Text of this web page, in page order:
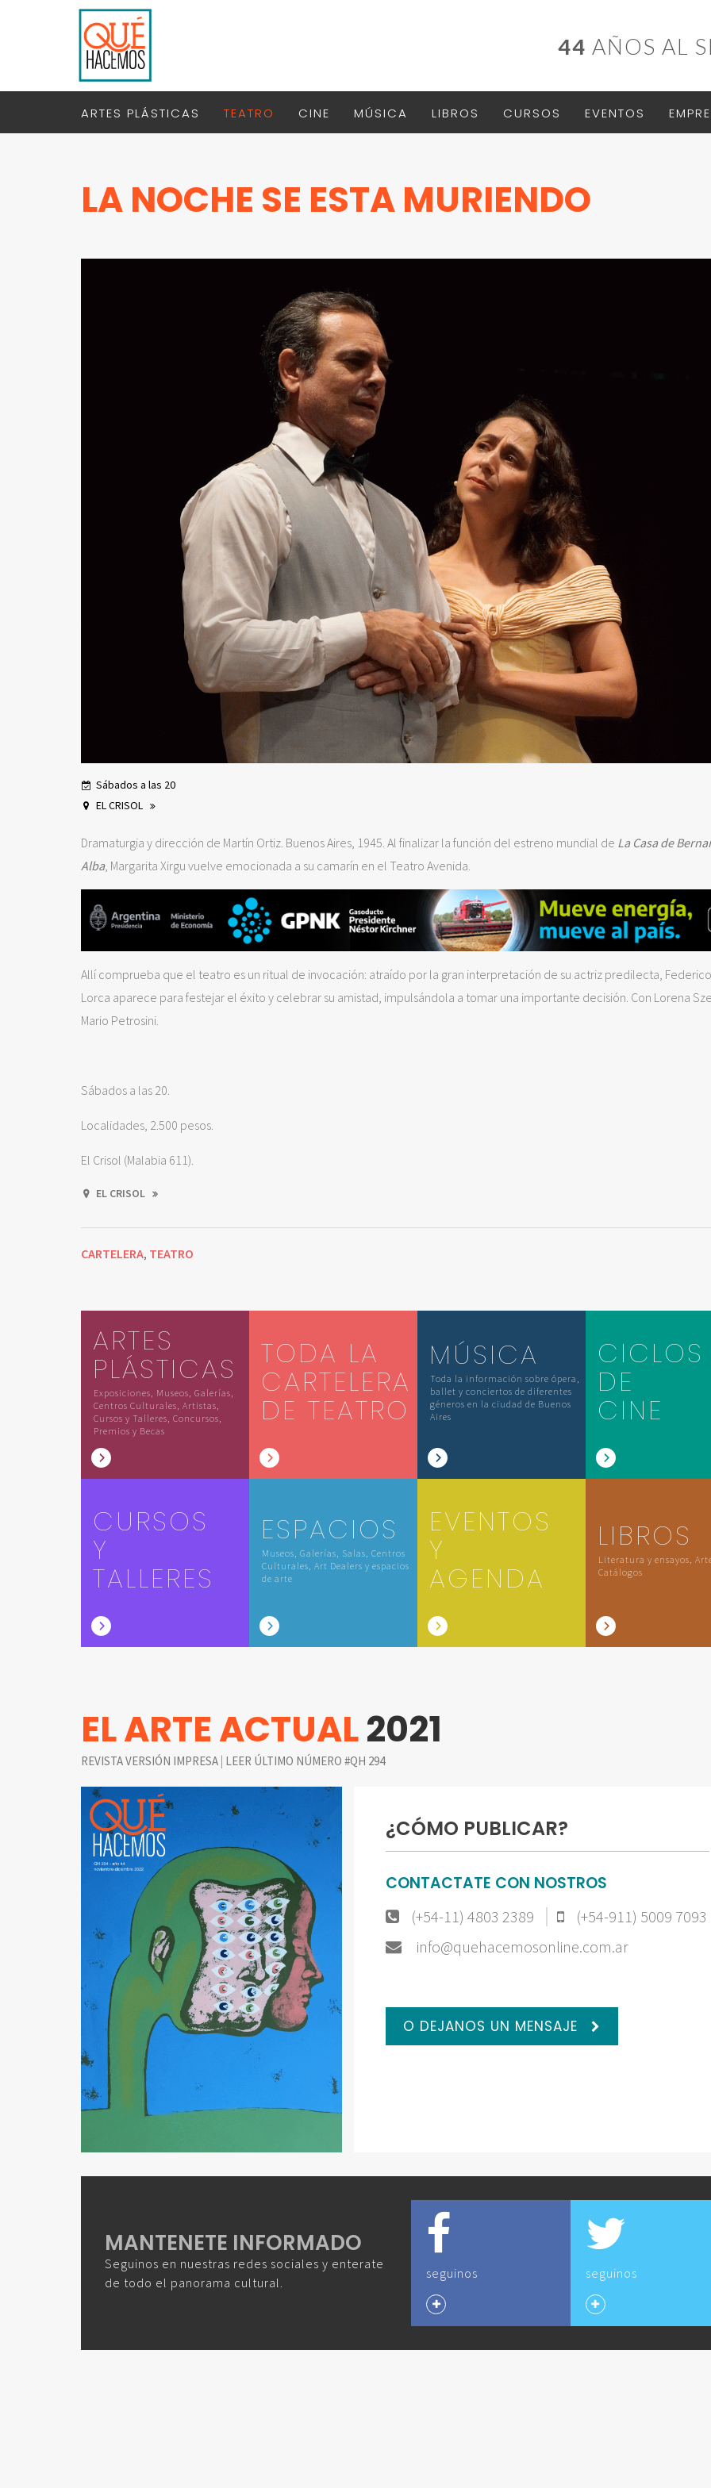
44 AÑOS AL
ARTES PLÁSTICAS TEATRO CINE MÚSICA LIBROS CURSOS EVENTOS
LA NOCHE SE ESTA MURIENDO
Sábados a las 20
EL CRISOL
Dramaturgia y dirección de Martín Ortiz. Buenos Aires, 1945. Al finalizar la función del estreno mundial de La Casa de
Alba, Margarita Xirgu vuelve emocionada a su camarín en el Teatro Avenida.
Allí comprueba que el teatro es un ritual de invocación: atraído por la gran interpretación de su actriz predilecta,
Lorca aparece para festejar el éxito y celebrar su amistad, impulsándola a tomar una importante decisión. Con Lorena
Mario Petrosini.
Sábados a las 20.
Localidades, 2.500 pesos.
El Crisol (Malabia 611).
EL CRISOL
CARTELERA, TEATRO
ARTES
PLÁSTICAS
Exposiciones, Museos, Galerías,
Centros Culturales, Artistas,
Cursos y Talleres, Concursos,
Premios y Becas
TODA LA
CARTELERA
DE TEATRO
MÚSICA
Toda la información sobre ópera,
ballet y conciertos de diferentes
géneros en la ciudad de Buenos
Aires
CICLOS
DE
CINE
CURSOS
Y
TALLERES
ESPACIOS
Museos, Galerías, Salas, Centros
Culturales, Art Dealers y espacios
de arte
EVENTOS
Y
AGENDA
LIBROS
Literatura y ensayos,
Catálogos
EL ARTE ACTUAL2021
REVISTA VERSIÓN IMPRESA | LEER ÚLTIMO NÚMERO #QH 294
¿CÓMO PUBLICAR?
CONTACTATE CON NOSTROS
(+54-11) 4803 2389
(+54-911) 5009 7093
info@quehacemosonline.com.ar
O DEJANOS UN MENSAJE
MANTENETE INFORMADO
Seguinos en nuestras redes sociales y enterate
de todo el panorama cultural.
seguinos seguinos